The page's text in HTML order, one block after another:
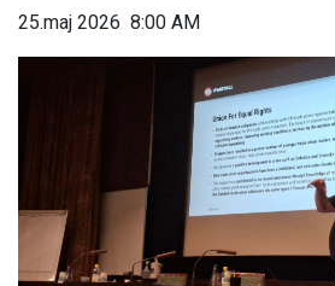
25.maj 2026 8:00 AM